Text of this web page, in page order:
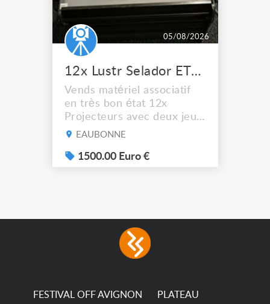
05/08/2026
12x Lustr Selador ETC Led 7x colors filtres
Vends matériel associatif
en très bon état 12x
Projecteurs avec deux jeux
de filtre filtre Lustr Selador
system – seven colour
LEDs providing the
consumption The
permanence of a 50,000-
EAUBONNE
1500.00 Euro €
FESTIVAL OFF AVIGNON PLATEAU